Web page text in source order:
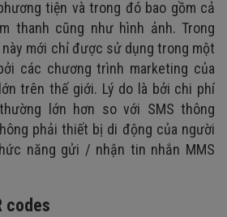
tiện và trong đó bao gồm cả
thanh cũng như hình ảnh. Trong
mới chỉ được sử dụng trong một
các chương trình marketing của
trên thế giới. Lý do là bởi chi phí
lớn hơn so với SMS thông
phải thiết bị di động của người
năng gửi / nhận tin nhắn MMS
codes